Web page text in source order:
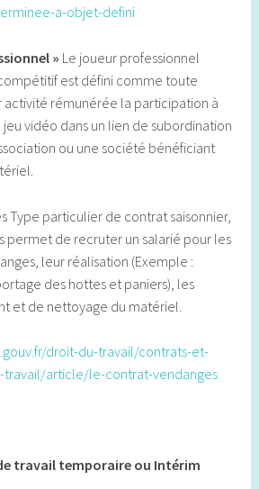
a-objet-defini
» Le joueur professionnel
est défini comme toute
activité rémunérée la participation à
vidéo dans un lien de subordination
ou une société bénéficiant
Type particulier de contrat saisonnier,
permet de recruter un salarié pour les
leur réalisation (Exemple :
des hottes et paniers), les
et de nettoyage du matériel.
droit-du-travail/contrats-et-
article/le-contrat-vendanges
travail temporaire ou Intérim